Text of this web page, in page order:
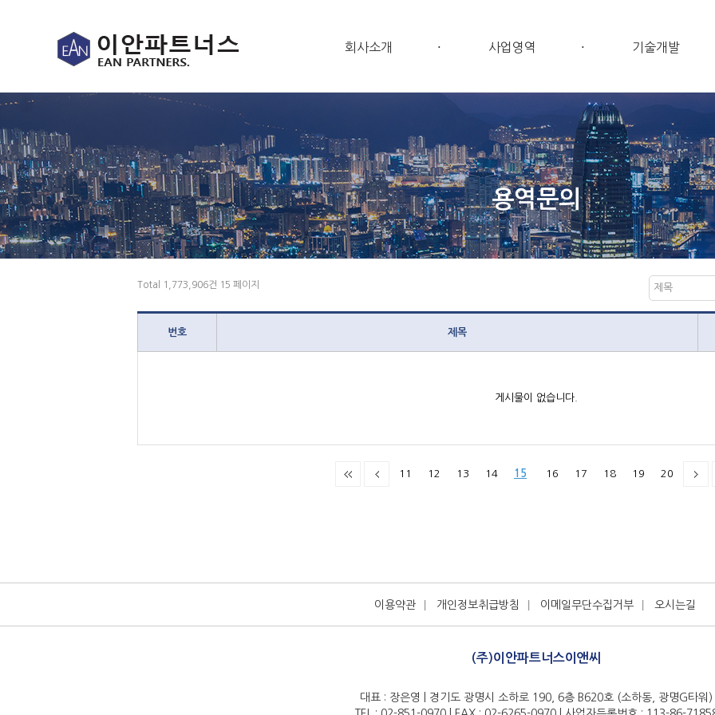
회사소개 사업영역 기술개발
용역문의
Total 1,773,906건 15 페이지 제목
번호 제목
게시물이 없습니다.
11 12 13 14 15 16 17 18 19 20
이용약관 개인정보취급방침 이메일무단수집거부 오시는길
(주)이안파트너스이앤씨
대표 : 장은영 | 경기도 광명시 소하로 190, 6층 B620호 (소하동, 광명G타워)